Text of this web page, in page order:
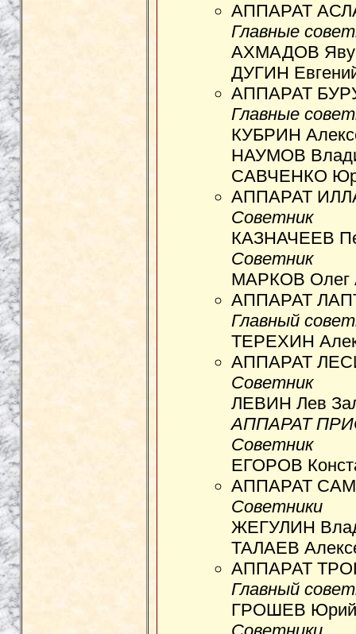
АППАРАТ
Главные
АХМАДОВ
ДУГИН
АППАРАТ
Главные
КУБРИН
НАУМОВ
САВЧЕНКО
АППАРАТ
Советник
КАЗНАЧЕЕВ
Советник
МАРКОВ Олег
АППАРАТ
Главный
ТЕРЕХИН
АППАРАТ
Советник
ЛЕВИН Лев
АППАРАТ
Советник
ЕГОРОВ
АППАРАТ
Советники
ЖЕГУЛИН
ТАЛАЕВ
АППАРАТ
Главный
ГРОШЕВ Юрий